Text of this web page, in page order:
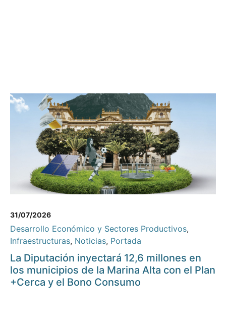
31/07/2026
Desarrollo Económico y Sectores Productivos,
Infraestructuras, Noticias, Portada
La Diputación inyectará 12,6 millones en
los municipios de la Marina Alta con el Plan
+Cerca y el Bono Consumo